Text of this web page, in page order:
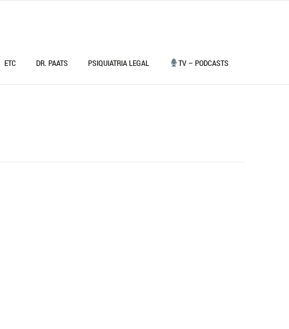
ETC DR. PAATS PSIQUIATRIA LEGAL TV – PODCASTS